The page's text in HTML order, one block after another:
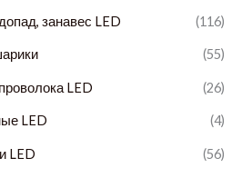
занавес LED (116)
(55)
LED (26)
LED (4)
LED (56)